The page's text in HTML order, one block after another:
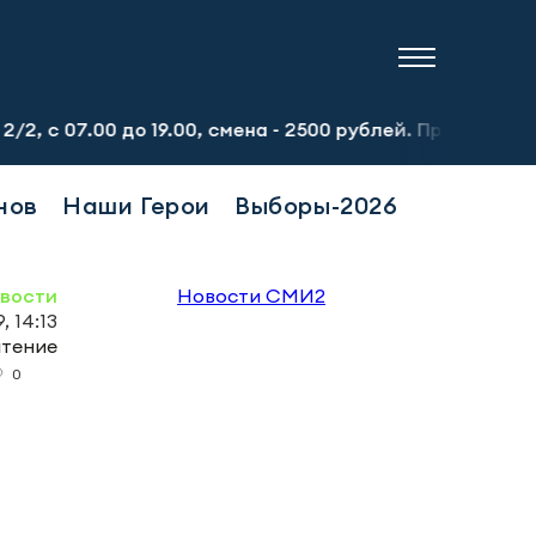
до 19.00, смена - 2500 рублей. Пр-т
Наши Герои Выборы-2026
14:13
0
Новости СМИ2